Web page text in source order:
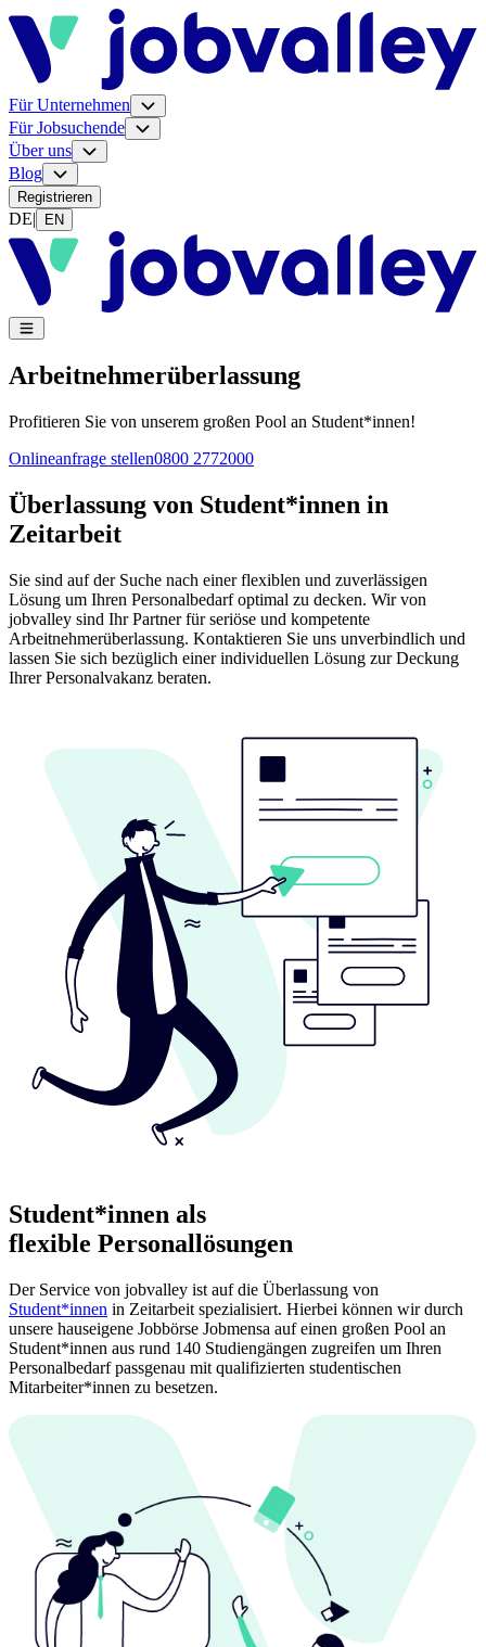
Für Unternehmen
Für Jobsuchende
Über uns
Blog
Registrieren
DE| EN
Arbeitnehmer­überlassung
Profitieren Sie von unserem großen Pool an Student*innen!
Onlineanfrage stellen0800 2772000
Überlassung von Student*innen in
Zeitarbeit
Sie sind auf der Suche nach einer flexiblen und zuverlässigen
Lösung um Ihren Personalbedarf optimal zu decken. Wir von
jobvalley sind Ihr Partner für seriöse und kompetente
Arbeitnehmerüberlassung. Kontaktieren Sie uns unverbindlich und
lassen Sie sich bezüglich einer individuellen Lösung zur Deckung
Ihrer Personalvakanz beraten.
Student*innen als
flexible Personallösungen
Der Service von jobvalley ist auf die Überlassung von
Student*innen in Zeitarbeit spezialisiert. Hierbei können wir durch
unsere hauseigene Jobbörse Jobmensa auf einen großen Pool an
Student*innen aus rund 140 Studiengängen zugreifen um Ihren
Personalbedarf passgenau mit qualifizierten studentischen
Mitarbeiter*innen zu besetzen.